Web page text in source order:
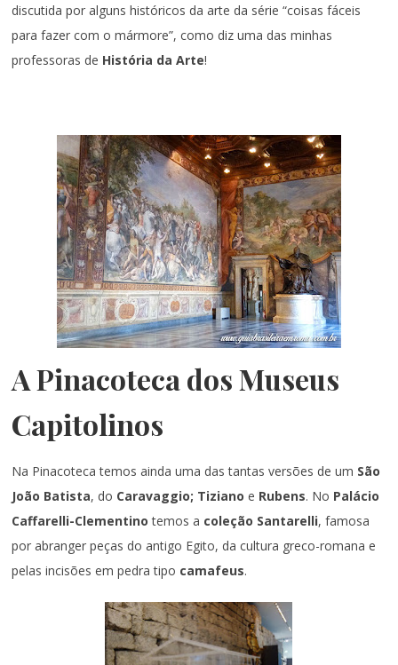
discutida por alguns históricos da arte da série “coisas fáceis
para fazer com o mármore”, como diz uma das minhas
professoras de História da Arte!
A Pinacoteca dos Museus
Capitolinos
Na Pinacoteca temos ainda uma das tantas versões de um São
João Batista, do Caravaggio; Tizianoe Rubens. No Palácio
Caffarelli-Clementinotemos a coleção Santarelli, famosa
por abranger peças do antigo Egito, da cultura greco-romana e
pelas incisões em pedra tipo camafeus.